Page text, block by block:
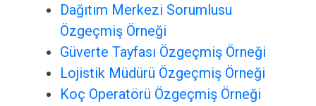
Dağıtım Merkezi Sorumlusu
Özgeçmiş Örneği
Güverte Tayfası Özgeçmiş Örneği
Lojistik Müdürü Özgeçmiş Örneği
Koç Operatörü Özgeçmiş Örneği